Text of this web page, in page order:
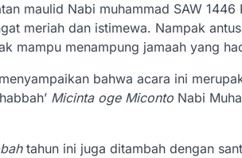
maulid Nabi muhammad SAW
meriah dan istimewa. Nampak
mampu menampung jamaah yang
bahwa acara ini
Micinta oge Miconto Nabi
tahun ini juga ditambah dengan